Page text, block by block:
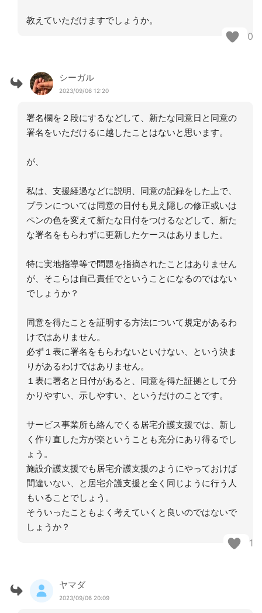
教えていただけますでしょうか。
0
シーガル
2023/09/06 12:20
署名欄を２段にするなどして、新たな同意日と同意の
署名をいただけるに越したことはないと思います。
が、
私は、支援経過などに説明、同意の記録をした上で、
プランについては同意の日付も見え隠しの修正或いは
ペンの色を変えて新たな日付をつけるなどして、新た
な署名をもらわずに更新したケースはありました。
特に実地指導等で問題を指摘されたことはありません
が、そこらは自己責任でということになるのではない
でしょうか？
同意を得たことを証明する方法について規定があるわ
けではありません。
必ず１表に署名をもらわないといけない、という決ま
りがあるわけではありません。
１表に署名と日付があると、同意を得た証拠として分
かりやすい、示しやすい、というだけのことです。
サービス事業所も絡んでくる居宅介護支援では、新し
く作り直した方が楽ということも充分にあり得るでし
ょう。
施設介護支援でも居宅介護支援のようにやっておけば
間違いない、と居宅介護支援と全く同じように行う人
もいることでしょう。
そういったこともよく考えていくと良いのではないで
しょうか？
1
ヤマダ
2023/09/06 20:09